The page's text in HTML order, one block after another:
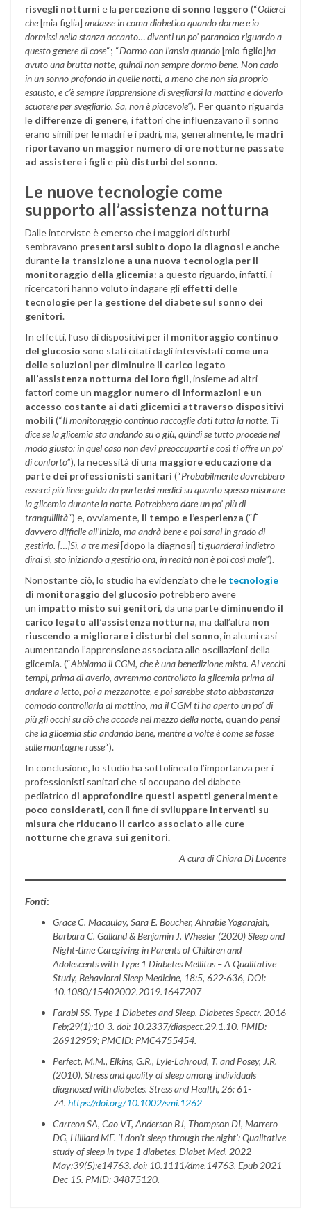
risvegli notturni e la percezione di sonno leggero (“Odierei
che[mia figlia] andasse in coma diabetico quando dorme e io
dormissi nella stanza accanto…diventi un po’ paranoico riguardo a
questo genere di cose“; “Dormo con l’ansia quando[mio figlio]ha
avuto una brutta notte, quindi non sempre dormo bene. Non cado
in un sonno profondo in quelle notti, a meno che non sia proprio
esausto, e c’è sempre l’apprensione di svegliarsi la mattina e doverlo
scuotere per svegliarlo. Sa, non è piacevole”). Per quanto riguarda
le differenze di genere, i fattori che influenzavano il sonno
erano simili per le madri e i padri, ma, generalmente, le madri
riportavano un maggior numero di ore notturne passate
ad assistere i figli e più disturbi del sonno.
Le nuove tecnologie come
supporto all’assistenza notturna
Dalle interviste è emerso che i maggiori disturbi
sembravano presentarsi subito dopo la diagnosi e anche
durante la transizione a una nuova tecnologia per il
monitoraggio della glicemia: a questo riguardo, infatti, i
ricercatori hanno voluto indagare gli effetti delle
tecnologie per la gestione del diabete sul sonno dei
genitori.
In effetti, l’uso di dispositivi per il monitoraggio continuo
del glucosio sono stati citati dagli intervistati come una
delle soluzioni per diminuire il carico legato
all’assistenza notturna dei loro figli,insieme ad altri
fattori come un maggior numero di informazioni e un
accesso costante ai dati glicemici attraverso dispositivi
mobili (“Il monitoraggio continuo raccoglie dati tutta la notte. Ti
dice se la glicemia sta andando su o giù, quindi se tutto procede nel
modo giusto: in quel caso non devi preoccuparti e così ti offre un po’
di conforto”), la necessità di una maggiore educazione da
parte dei professionisti sanitari (“Probabilmente dovrebbero
esserci più linee guida da parte dei medici su quanto spesso misurare
la glicemia durante la notte. Potrebbero dare un po’ più di
tranquillità“) e, ovviamente, il tempo e l’esperienza (“È
davvero difficile all’inizio, ma andrà bene e poi sarai in grado di
gestirlo. […]Sì, a tre mesi[dopo la diagnosi] ti guarderai indietro
dirai sì, sto iniziando a gestirlo ora, in realtà non è poi così male”).
Nonostante ciò, lo studio ha evidenziato che le tecnologie
di monitoraggio del glucosio potrebbero avere
un impatto misto sui genitori, da una parte diminuendo il
carico legato all’assistenza notturna, ma dall’altra non
riuscendo a migliorare i disturbi del sonno,in alcuni casi
aumentando l’apprensione associata alle oscillazioni della
glicemia. (“Abbiamo il CGM, che è una benedizione mista. Ai vecchi
tempi, prima di averlo, avremmo controllato la glicemia prima di
andare a letto, poi a mezzanotte, e poi sarebbe stato abbastanza
comodo controllarla al mattino, ma il CGM ti ha aperto un po’ di
più gli occhi su ciò che accade nel mezzodella notte, quando pensi
che la glicemia stia andando bene, mentre a volte è come se fosse
sulle montagne russe“).
In conclusione, lo studio ha sottolineato l’importanza per i
professionisti sanitari che si occupano del diabete
pediatrico di approfondire questi aspetti generalmente
poco considerati, con il fine di sviluppare interventi su
misura che riducano il carico associato alle cure
notturne che grava sui genitori.
A cura di Chiara Di Lucente
Fonti:
Grace C. Macaulay, Sara E. Boucher, Ahrabie Yogarajah,
Barbara C. Galland & Benjamin J. Wheeler (2020) Sleep and
Night-time Caregiving in Parents of Children and
Adolescents with Type 1 Diabetes Mellitus – A Qualitative
Study, Behavioral Sleep Medicine, 18:5, 622-636, DOI:
10.1080/15402002.2019.1647207
Farabi SS. Type 1 Diabetes and Sleep. Diabetes Spectr. 2016
Feb;29(1):10-3. doi: 10.2337/diaspect.29.1.10. PMID:
26912959; PMCID: PMC4755454.
Perfect, M.M., Elkins, G.R., Lyle-Lahroud, T. and Posey, J.R.
(2010), Stress and quality of sleep among individuals
diagnosed with diabetes. Stress and Health, 26: 61-
74. https://doi.org/10.1002/smi.1262
Carreon SA, Cao VT, Anderson BJ, Thompson DI, Marrero
DG, Hilliard ME. ‘I don’t sleep through the night’: Qualitative
study of sleep in type 1 diabetes. Diabet Med. 2022
May;39(5):e14763. doi: 10.1111/dme.14763. Epub 2021
Dec 15. PMID: 34875120.